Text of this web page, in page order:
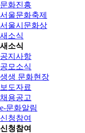
문화진흥
서울문화축제
서울시문화상
새소식
새소식
공지사항
공모소식
생생 문화현장
보도자료
채용공고
e-문화알림
신청참여
신청참여